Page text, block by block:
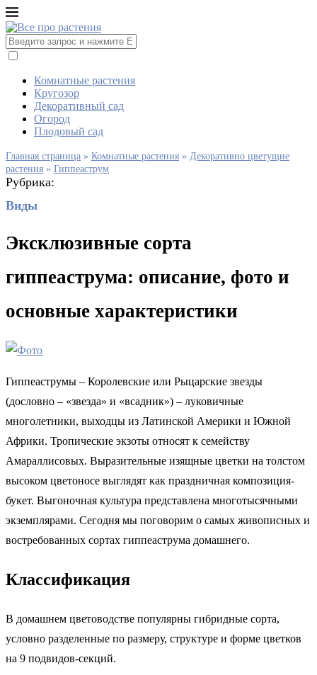
Комнатные растения
Кругозор
Декоративный сад
Огород
Плодовый сад
Главная страница » Комнатные растения » Декоративно цветущие
растения » Гиппеаструм
Рубрика:
Виды
Эксклюзивные сорта
гиппеаструма: описание, фото и
основные характеристики
Гиппеаструмы – Королевские или Рыцарские звезды
(дословно – «звезда» и «всадник») – луковичные
многолетники, выходцы из Латинской Америки и Южной
Африки. Тропические экзоты относят к семейству
Амараллисовых. Выразительные изящные цветки на толстом
высоком цветоносе выглядят как праздничная композиция-
букет. Выгоночная культура представлена многотысячными
экземплярами. Сегодня мы поговорим о самых живописных и
востребованных сортах гиппеаструма домашнего.
Классификация
В домашнем цветоводстве популярны гибридные сорта,
условно разделенные по размеру, структуре и форме цветков
на 9 подвидов-секций.